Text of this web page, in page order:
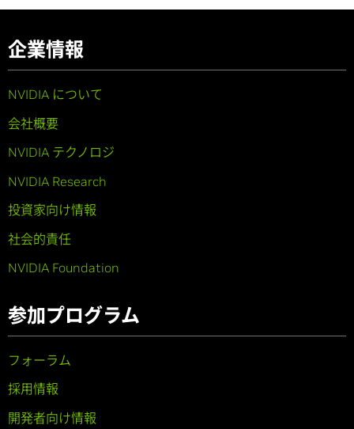
企業情報
NVIDIA について
会社概要
NVIDIA テクノロジ
NVIDIA Research
投資家向け情報
社会的責任
NVIDIA Foundation
参加プログラム
フォーラム
採用情報
開発者向け情報